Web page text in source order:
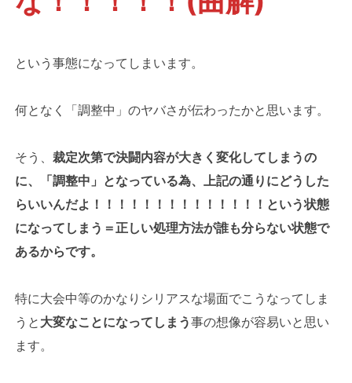
という事態になってしまいます。
何となく「調整中」のヤバさが伝わったかと思います。
そう、 裁定次第で決闘内容が大きく変化してしまうの
に、「調整中」となっている為、上記の通りにどうした
らいいんだよ！！！！！！！！！！！！！！という状態
になってしまう＝正しい処理方法が誰も分らない状態で
あるからです。
特に大会中等のかなりシリアスな場面でこうなってしま
うと 大変なことになってしまう事の想像が容易いと思い
ます。